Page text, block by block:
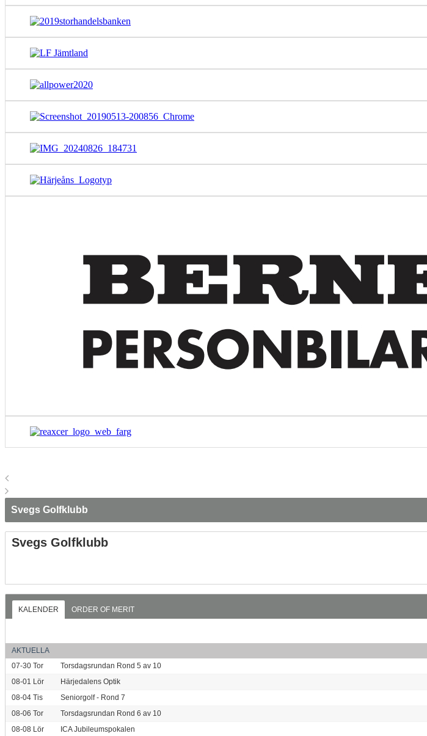
Svegs Golfklubb
Svegs Golfklubb
KALENDER ORDER OF MERIT
AKTUELLA
07-30 Tor
Torsdagsrundan Rond 5 av 10
08-01 Lör
Härjedalens Optik
08-04 Tis
Seniorgolf - Rond 7
08-06 Tor
Torsdagsrundan Rond 6 av 10
08-08 Lör ICA Jubileumspokalen